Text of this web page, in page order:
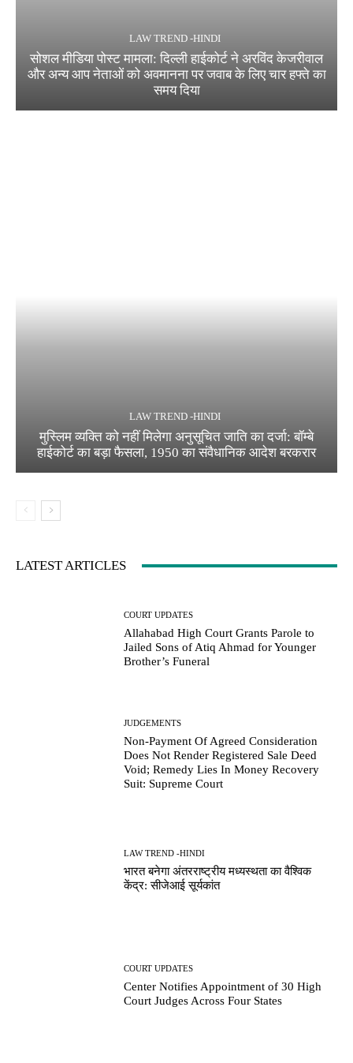
LAW TREND -HINDI
सोशल मीडिया पोस्ट मामला: दिल्ली हाईकोर्ट ने अरविंद केजरीवाल
और अन्य आप नेताओं को अवमानना पर जवाब के लिए चार हफ्ते का
समय दिया
LAW TREND -HINDI
मुस्लिम व्यक्ति को नहीं मिलेगा अनुसूचित जाति का दर्जा: बॉम्बे
हाईकोर्ट का बड़ा फैसला, 1950 का संवैधानिक आदेश बरकरार
LATEST ARTICLES
COURT UPDATES
Allahabad High Court Grants Parole to
Jailed Sons of Atiq Ahmad for Younger
Brother’s Funeral
JUDGEMENTS
Non-Payment Of Agreed Consideration
Does Not Render Registered Sale Deed
Void; Remedy Lies In Money Recovery
Suit: Supreme Court
LAW TREND -HINDI
भारत बनेगा अंतरराष्ट्रीय मध्यस्थता का वैश्विक
केंद्र: सीजेआई सूर्यकांत
COURT UPDATES
Center Notifies Appointment of 30 High
Court Judges Across Four States